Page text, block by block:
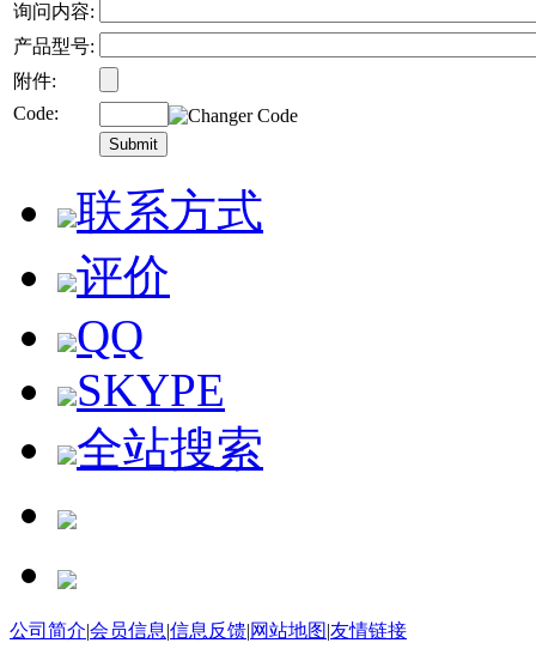
询问内容:
产品型号:
附件:
Code:
联系方式
评价
QQ
SKYPE
全站搜索
公司简介|会员信息|信息反馈|网站地图|友情链接